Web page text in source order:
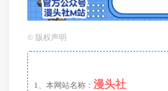
© 版权声明
1、本网站名称： 漫头社